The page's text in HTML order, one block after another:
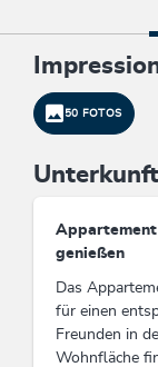
50 FOTOS
Appartement
genießen
Das
für einen
Freunden in
Wohnfläche